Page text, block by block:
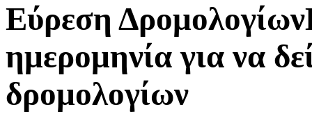
Εύρεση Δρομολογίων
ημερομηνία για να
δρομολογίων